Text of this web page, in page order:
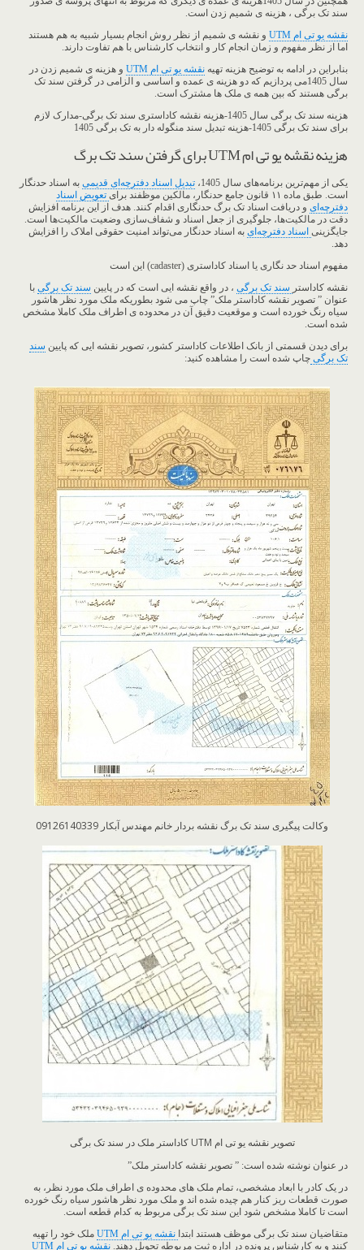
سند تک برگی ، هزینه ی شمیم زدن است.
نقشه یو تی ام UTM
و نقشه ی شمیم از نظر روش انجام بسیار شبیه به هم هستند
اما از نظر مفهوم و زمان انجام کار و انتخاب کارشناس با هم تفاوت دارند.
بنابراین در ادامه به توضیح هزینه تهیه نقشه یو تی ام UTM
و هزینه ی شمیم زدن در
سال 1405می پردازیم که دو هزینه ی عمده و اساسی و الزامی در گرفتن سند تک
برگی هستند که بین همه ی ملک ها مشترک است.
هزینه سند تک برگی سال 1405-هزینه نقشه کاداستری سند تک برگی-مدارک لازم
برای سند تک برگی 1405-هزینه تبدیل سند منگوله دار به تک برگی 1405
هزینه نقشه یو تی ام UTM برای گرفتن سند تک برگ
یکی از مهم‌ترین برنامه‌های سال 1405، تبدیل اسناد دفترچه‌ای قدیمی به اسناد حدنگار
است. طبق ماده ۱۱ قانون جامع حدنگار، مالکین موظفند برای
تعویض اسناد
دفترچه‌ای و دریافت اسناد تک برگ حدنگاری اقدام کنند. هدف از این برنامه افزایش
دقت در مالکیت‌ها، جلوگیری از جعل اسناد و شفاف‌سازی وضعیت مالکیت‌ها است.
جایگزینی اسناد دفترچه‌ای به اسناد حدنگار می‌تواند امنیت حقوقی املاک را افزایش
دهد.
مفهوم اسناد حد نگاری یا اسناد کاداستری (cadaster) این است
نقشه کاداستر سند تک برگی ، در واقع نقشه ایی است که در پایین سند تک برگی با
عنوان ” تصویر نقشه کاداستر ملک” چاپ می شود بطوریکه ملک مورد نظر هاشور
سیاه رنگ خورده است و موقعیت دقیق آن در محدوده ی اطراف ملک کاملا مشخص
شده است.
برای دیدن قسمتی از بانک اطلاعات کاداستر کشور، تصویر نقشه ایی که پایین سند
تک برگی چاپ شده است را مشاهده کنید:
وکالت پیگیری سند تک برگ نقشه بردار خانم مهندس آبکار 09126140339
تصویر نقشه یو تی ام UTM کاداستر ملک در سند تک برگی
در عنوان نوشته شده است: ” تصویر نقشه کاداستر ملک”
در یک کادر با ابعاد مشخصی، تمام ملک های محدوده ی اطراف ملک مورد نظر، به
صورت قطعات ریز کنار هم چیده شده اند و ملک مورد نظر هاشور سیاه رنگ خورده
است تا کاملا مشخص شود این سند تک برگی مربوط به کدام قطعه است.
متقاضیان سند تک برگی موظف هستند ابتدا نقشه یو تی ام UTM
ملک خود را تهیه
کنند و به کارشناس پرونده در اداره ثبت مربوطه تحویل دهند. نقشه یو تی ام UTM